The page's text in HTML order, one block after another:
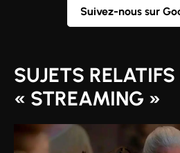
Suivez-nous sur
SUJETS
« STREAMING »